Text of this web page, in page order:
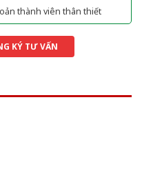
thành viên thân thiết
KÝ TƯ VẤN